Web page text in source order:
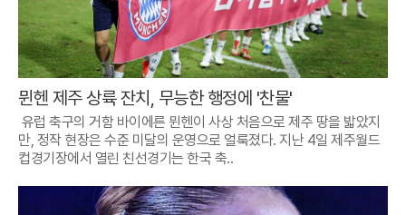
뮌헨 제주 상륙 잔치, 무능한 행정에 '찬물'
유럽 축구의 거함 바이에른 뮌헨이 사상 처음으로 제주 땅을 밟았지
만, 정작 현장은 수준 미달의 운영으로 얼룩졌다. 지난 4일 제주월드
컵경기장에서 열린 친선경기는 한국 축..